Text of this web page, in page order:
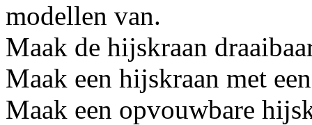
modellen van.
Maak de hijskraan
Maak een hijskraan met
Maak een opvouwbare